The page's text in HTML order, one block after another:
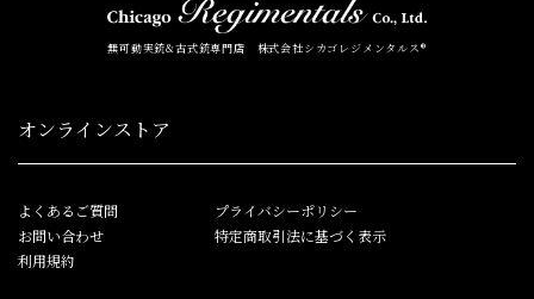
無可動実銃&古式銃専門店 株式会社シカゴレジメンタルス®
オンラインストア
よくあるご質問
お問い合わせ
利用規約
プライバシーポリシー
特定商取引法に基づく表示